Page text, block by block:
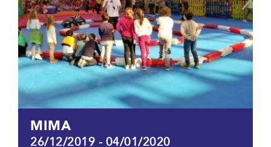
MIMA
26/12/2019 - 04/01/2020